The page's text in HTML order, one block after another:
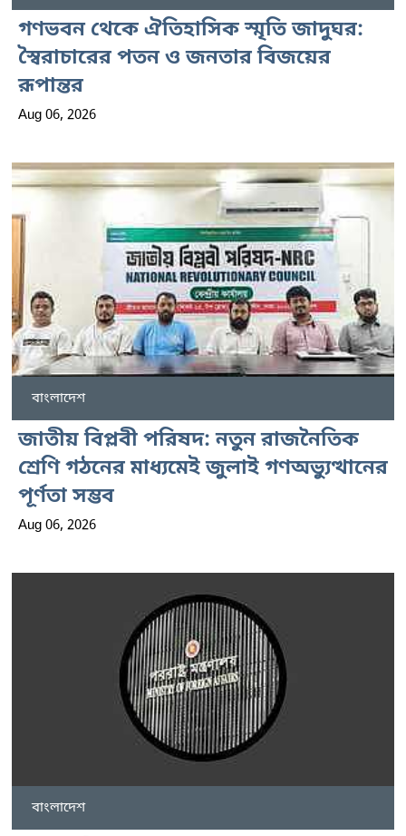
গণভবন থেকে ঐতিহাসিক স্মৃতি জাদুঘর:
স্বৈরাচারের পতন ও জনতার বিজয়ের
রূপান্তর
Aug 06, 2026
বাংলাদেশ
জাতীয় বিপ্লবী পরিষদ: নতুন রাজনৈতিক
শ্রেণি গঠনের মাধ্যমেই জুলাই গণঅভ্যুত্থানের
পূর্ণতা সম্ভব
Aug 06, 2026
বাংলাদেশ